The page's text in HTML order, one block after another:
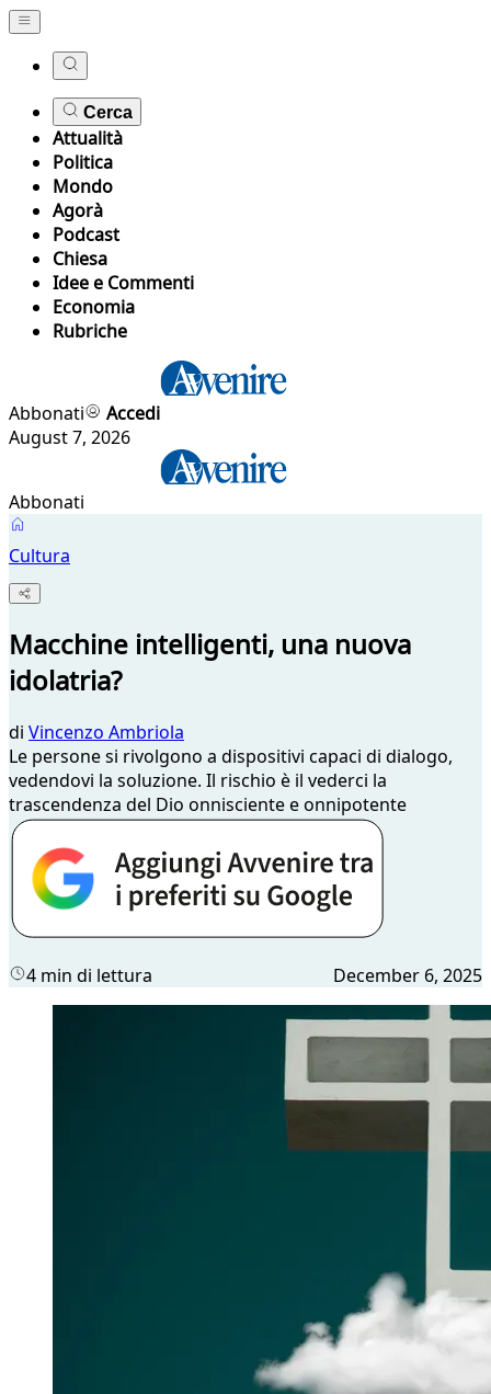
Cerca
Attualità
Politica
Mondo
Agorà
Podcast
Chiesa
Idee e Commenti
Economia
Rubriche
Abbonati
Accedi
August 7, 2026
Abbonati
Cultura
Macchine intelligenti, una nuova
idolatria?
di Vincenzo Ambriola
Le persone si rivolgono a dispositivi capaci di dialogo,
vedendovi la soluzione. Il rischio è il vederci la
trascendenza del Dio onnisciente e onnipotente
4 min di lettura December 6, 2025